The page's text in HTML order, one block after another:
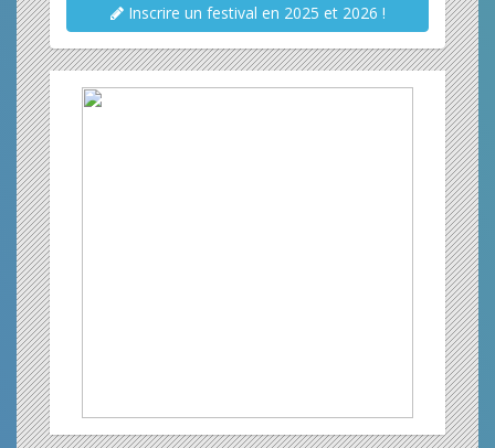
Inscrire un festival en 2025 et 2026 !